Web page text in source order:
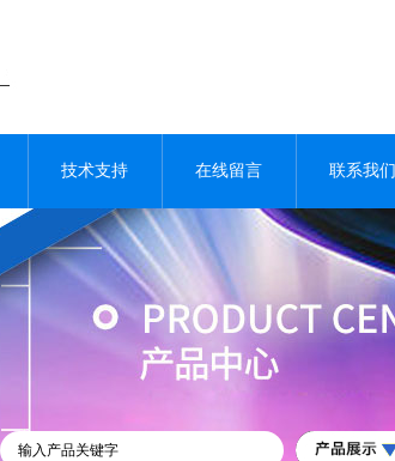
技术支持 在线留言 联系我们